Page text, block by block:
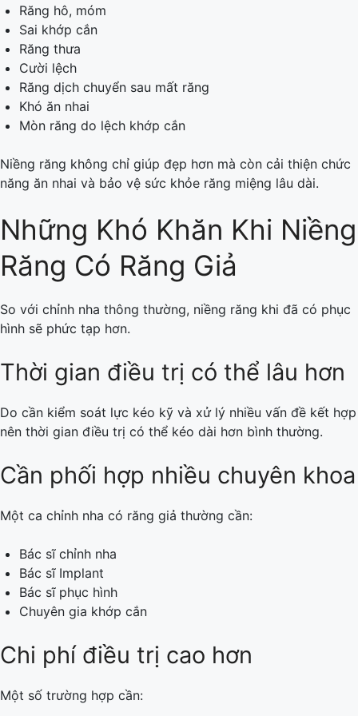
Răng hô, móm
Sai khớp cắn
Răng thưa
Cười lệch
Răng dịch chuyển sau mất răng
Khó ăn nhai
Mòn răng do lệch khớp cắn
Niềng răng không chỉ giúp đẹp hơn mà còn cải thiện chức
năng ăn nhai và bảo vệ sức khỏe răng miệng lâu dài.
Những Khó Khăn Khi Niềng
Răng Có Răng Giả
So với chỉnh nha thông thường, niềng răng khi đã có phục
hình sẽ phức tạp hơn.
Thời gian điều trị có thể lâu hơn
Do cần kiểm soát lực kéo kỹ và xử lý nhiều vấn đề kết hợp
nên thời gian điều trị có thể kéo dài hơn bình thường.
Cần phối hợp nhiều chuyên khoa
Một ca chỉnh nha có răng giả thường cần:
Bác sĩ chỉnh nha
Bác sĩ Implant
Bác sĩ phục hình
Chuyên gia khớp cắn
Chi phí điều trị cao hơn
Một số trường hợp cần: